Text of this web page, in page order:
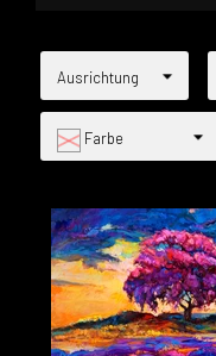
Ausrichtung
Farbe